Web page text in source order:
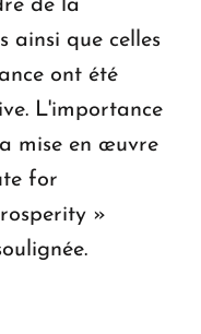
de la
ainsi que celles
ont été
L'importance
mise en œuvre
for
»